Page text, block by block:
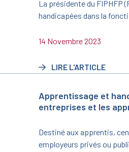
La présidente du FIPHFP
handicapées dans la
la Souveraineté
2023/2025.
14 Novembre 2023
LIRE L'ARTICLE
Apprentissage et
entreprises et les
Destiné aux apprentis,
employeurs privés ou